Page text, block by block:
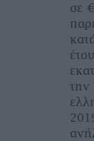
σε
την